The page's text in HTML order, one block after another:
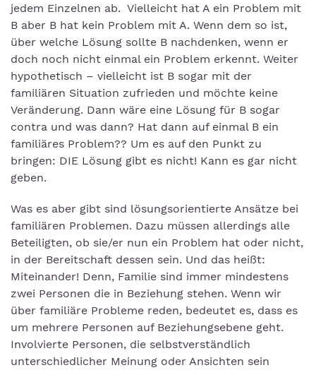
jedem Einzelnen ab. Vielleicht hat A ein Problem mit
B aber B hat kein Problem mit A. Wenn dem so ist,
über welche Lösung sollte B nachdenken, wenn er
doch noch nicht einmal ein Problem erkennt. Weiter
hypothetisch – vielleicht ist B sogar mit der
familiären Situation zufrieden und möchte keine
Veränderung. Dann wäre eine Lösung für B sogar
contra und was dann? Hat dann auf einmal B ein
familiäres Problem?? Um es auf den Punkt zu
bringen: DIE Lösung gibt es nicht! Kann es gar nicht
geben.
Was es aber gibt sind lösungsorientierte Ansätze bei
familiären Problemen. Dazu müssen allerdings alle
Beteiligten, ob sie/er nun ein Problem hat oder nicht,
in der Bereitschaft dessen sein. Und das heißt:
Miteinander! Denn, Familie sind immer mindestens
zwei Personen die in Beziehung stehen. Wenn wir
über familiäre Probleme reden, bedeutet es, dass es
um mehrere Personen auf Beziehungsebene geht.
Involvierte Personen, die selbstverständlich
unterschiedlicher Meinung oder Ansichten sein